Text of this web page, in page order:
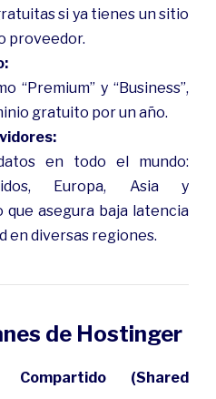
si ya tienes un sitio
proveedor.
“Premium” y “Business”,
gratuito por un año.
en todo el mundo:
Europa, Asia y
que asegura baja latencia
en diversas regiones.
de Hostinger
(Shared